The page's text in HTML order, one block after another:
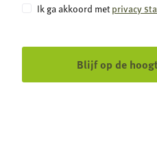
Instemming
Ik ga akkoord met privacy